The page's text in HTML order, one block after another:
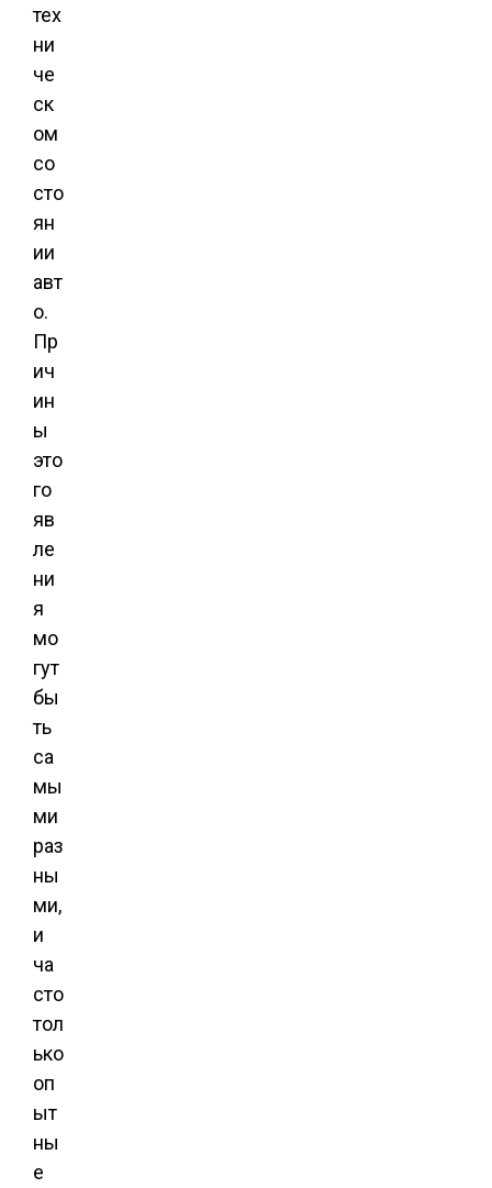
тех
ни
че
ск
ом
со
сто
ян
ии
авт
о.
Пр
ич
ин
ы
это
го
яв
ле
ни
я
мо
гут
бы
ть
са
мы
ми
раз
ны
ми,
и
ча
сто
тол
ько
оп
ыт
ны
е